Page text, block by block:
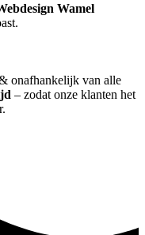
Wamel
onafhankelijk van alle
– zodat onze klanten het